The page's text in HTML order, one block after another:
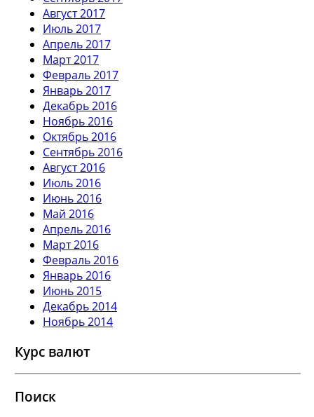
Август 2017
Июль 2017
Апрель 2017
Март 2017
Февраль 2017
Январь 2017
Декабрь 2016
Ноябрь 2016
Октябрь 2016
Сентябрь 2016
Август 2016
Июль 2016
Июнь 2016
Май 2016
Апрель 2016
Март 2016
Февраль 2016
Январь 2016
Июнь 2015
Декабрь 2014
Ноябрь 2014
Курс валют
Поиск